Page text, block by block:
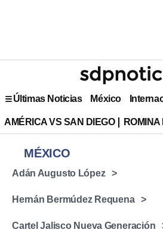
Últimas Noticias México
AMÉRICA VS SAN DIEGO
MÉXICO
Adán Augusto López
Hernán Bermúdez Requena
Cartel Jalisco Nueva Generación